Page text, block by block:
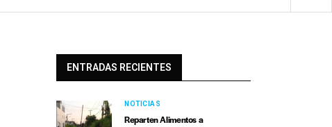
ENTRADAS RECIENTES
NOTICIAS
Reparten Alimentos a